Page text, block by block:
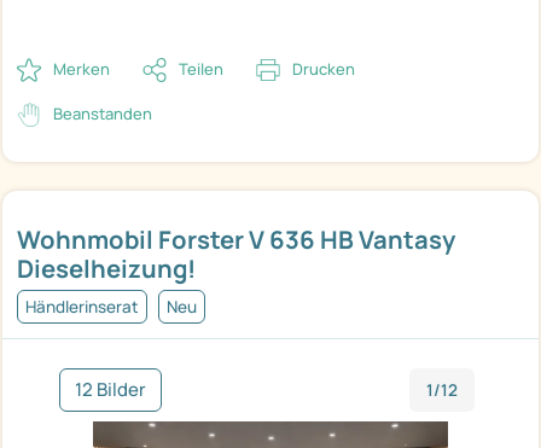
Wohnmobil Forster V 636 HB Vantasy
Dieselheizung!
Händlerinserat Neu
12 Bilder 1/12
Merken Teilen Drucken
Beanstanden